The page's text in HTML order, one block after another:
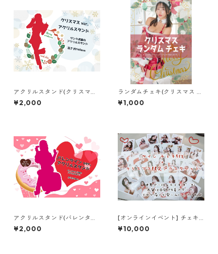
アクリルスタンド(クリスマス
ver.)
¥2,000
ランダムチェキ(クリスマス ve
r.)
¥1,000
アクリルスタンド(バレンタイ
ン ver.)
¥2,000
[オンラインイベント] チェキ
サイン会 チェキ (アクスタ特
典付き5枚セット購入ver.)
¥10,000